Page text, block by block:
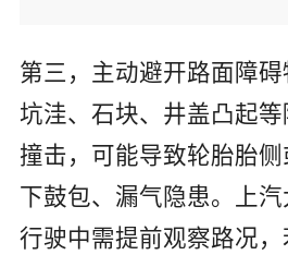
第三，主动避开路面障
坑洼、石块、井盖凸起
撞击，可能导致轮胎胎
下鼓包、漏气隐患。上汽
行驶中需提前观察路况